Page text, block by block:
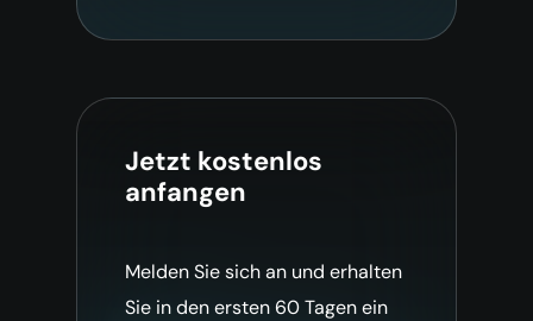
Jetzt kostenlos
anfangen
Melden Sie sich an und erhalten
Sie in den ersten 60 Tagen ein